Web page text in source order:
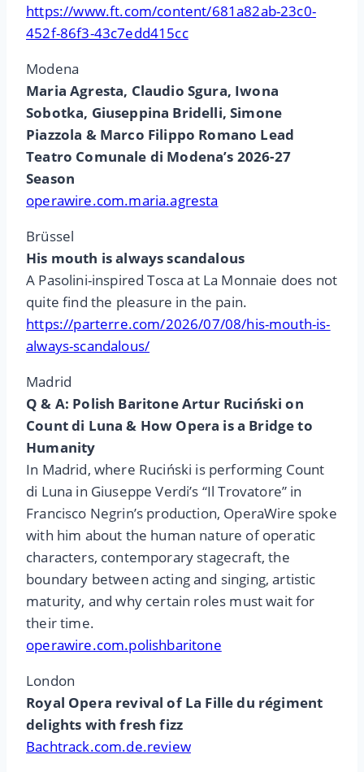
https://www.ft.com/content/681a82ab-23c0-
452f-86f3-43c7edd415cc
Modena
Maria Agresta, Claudio Sgura, Iwona
Sobotka, Giuseppina Bridelli, Simone
Piazzola & Marco Filippo Romano Lead
Teatro Comunale di Modena’s 2026-27
Season
operawire.com.maria.agresta
Brüssel
His mouth is always scandalous
A Pasolini-inspired Tosca at La Monnaie does not
quite find the pleasure in the pain.
https://parterre.com/2026/07/08/his-mouth-is-
always-scandalous/
Madrid
Q & A: Polish Baritone Artur Ruciński on
Count di Luna & How Opera is a Bridge to
Humanity
In Madrid, where Ruciński is performing Count
di Luna in Giuseppe Verdi’s “Il Trovatore” in
Francisco Negrin’s production, OperaWire spoke
with him about the human nature of operatic
characters, contemporary stagecraft, the
boundary between acting and singing, artistic
maturity, and why certain roles must wait for
their time.
operawire.com.polishbaritone
London
Royal Opera revival of La Fille du régiment
delights with fresh fizz
Bachtrack.com.de.review